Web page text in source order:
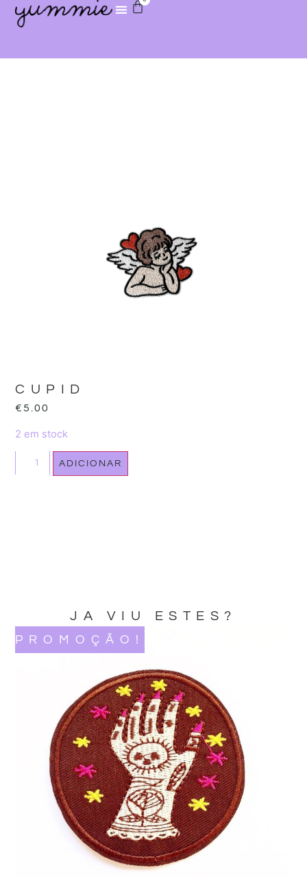
CUPID
€5.00
2 em stock
ADICIONAR
JA VIU ESTES?
PROMOÇÃO!